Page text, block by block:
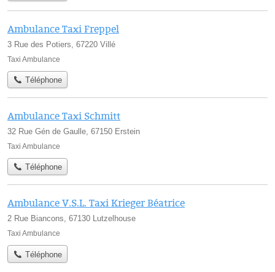
Ambulance Taxi Freppel
3 Rue des Potiers, 67220 Villé
Taxi Ambulance
Téléphone
Ambulance Taxi Schmitt
32 Rue Gén de Gaulle, 67150 Erstein
Taxi Ambulance
Téléphone
Ambulance V.S.L. Taxi Krieger Béatrice
2 Rue Biancons, 67130 Lutzelhouse
Taxi Ambulance
Téléphone